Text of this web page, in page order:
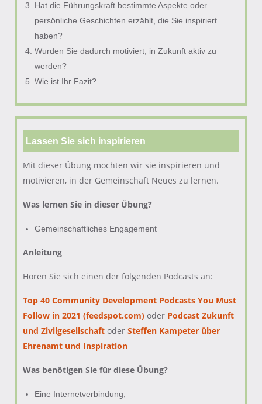
Hat die Führungskraft bestimmte Aspekte oder
persönliche Geschichten erzählt, die Sie inspiriert
haben?
Wurden Sie dadurch motiviert, in Zukunft aktiv zu
werden?
Wie ist Ihr Fazit?
Lassen Sie sich inspirieren
Mit dieser Übung möchten wir sie inspirieren und
motivieren, in der Gemeinschaft Neues zu lernen.
Was lernen Sie in dieser Übung?
Gemeinschaftliches Engagement
Anleitung
Hören Sie sich einen der folgenden Podcasts an:
Top 40 Community Development Podcasts You Must
Follow in 2021 (feedspot.com) oder Podcast Zukunft
und Zivilgesellschaft oder Steffen Kampeter über
Ehrenamt und Inspiration
Was benötigen Sie für diese Übung?
Eine Internetverbindung;